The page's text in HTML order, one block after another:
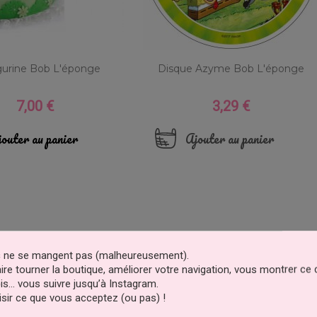
Bob L'éponge
Prix
7,00 €
au panier
Disque Azyme Bob L'éponge
Prix
3,29 €
Ajouter au panier
se mangent pas (malheureusement).
tourner la boutique, améliorer votre navigation, vous montrer ce
vous suivre jusqu’à Instagram.
ce que vous acceptez (ou pas) !